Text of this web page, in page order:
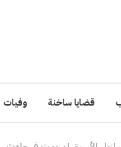
قضايا ساخنة وفيات